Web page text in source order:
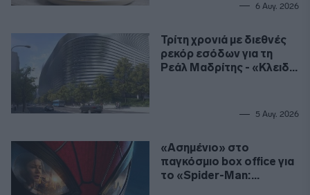
6 Αυγ. 2026
Τρίτη χρονιά με διεθνές
ρεκόρ εσόδων για τη
Ρεάλ Μαδρίτης - «Κλειδί»
5 Αυγ. 2026
«Ασημένιο» στο
παγκόσμιο box office για
το «Spider-Man: